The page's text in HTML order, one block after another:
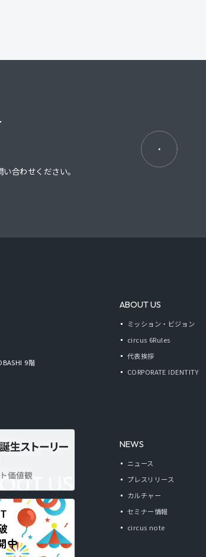
合わせください。
9階
ABOUT US
ミッション・ビジョン
circus 6Rules
代表挨拶
CORPORATE IDENTITY
NEWS
ニュース
プレスリリース
カルチャー
セミナー情報
circus note